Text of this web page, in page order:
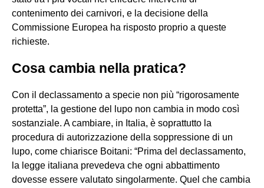
contenimento dei carnivori, e la decisione della
Commissione Europea ha risposto proprio a queste
richieste.
Cosa cambia nella pratica?
Con il declassamento a specie non più “rigorosamente
protetta”, la gestione del lupo non cambia in modo così
sostanziale. A cambiare, in Italia, è soprattutto la
procedura di autorizzazione della soppressione di un
lupo, come chiarisce Boitani: “Prima del declassamento,
la legge italiana prevedeva che ogni abbattimento
dovesse essere valutato singolarmente. Quel che cambia